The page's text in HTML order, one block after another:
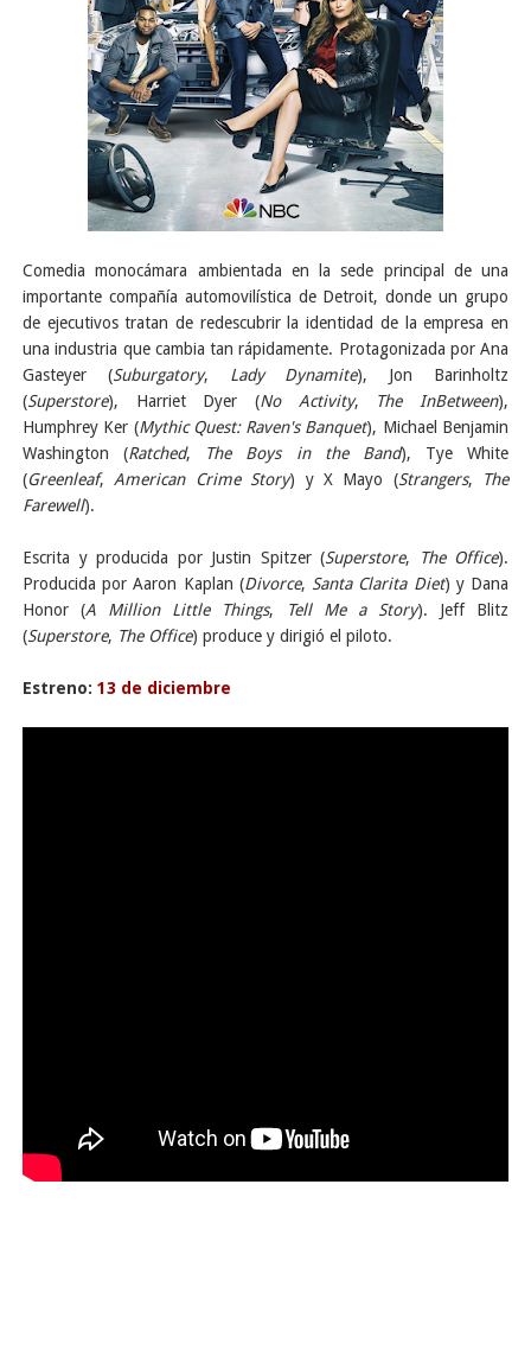
Comedia monocámara ambientada en la sede principal de una
importante compañía automovilística de Detroit, donde un grupo
de ejecutivos tratan de redescubrir la identidad de la empresa en
una industria que cambia tan rápidamente. Protagonizada por Ana
Gasteyer (Suburgatory, Lady Dynamite), Jon Barinholtz
(Superstore), Harriet Dyer (No Activity, The InBetween),
Humphrey Ker (Mythic Quest: Raven's Banquet), Michael Benjamin
Washington (Ratched, The Boys in the Band), Tye White
(Greenleaf,American Crime Story) y X Mayo (Strangers,
The
Farewell).
Escrita y producida por Justin Spitzer (Superstore, The Office).
Producida por Aaron Kaplan (Divorce, Santa Clarita Diet) y Dana
Honor (A Million Little Things, Tell Me a Story). Jeff Blitz
(Superstore, The Office) produce y dirigió el piloto.
Estreno: 13 de diciembre